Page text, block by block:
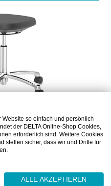
INTEGRALSCHAUM
so einfach und persönlich
der DELTA Online-Shop Cookies,
erforderlich sind. Weitere Cookies
stellen sicher, dass wir und Dritte für
ALLE AKZEPTIEREN